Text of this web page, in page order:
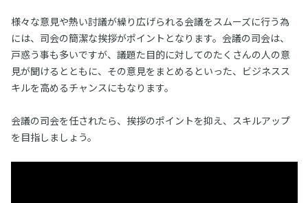
様々な意見や熱い討議が繰り広げられる会議をスムーズに行う為
には、司会の簡潔な挨拶がポイントとなります。会議の司会は、
戸惑う事も多いですが、議題た目的に対してのたくさんの人の意
見が聞けるとともに、その意見をまとめるといった、ビジネスス
キルを高めるチャンスにもなります。
会議の司会を任されたら、挨拶のポイントを抑え、スキルアップ
を目指しましょう。